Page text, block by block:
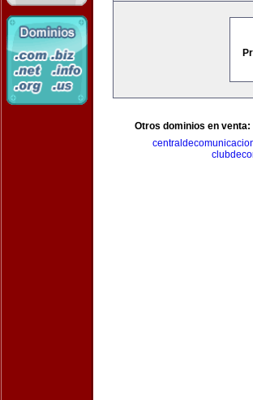
Otros dominios en venta: